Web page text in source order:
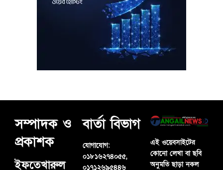
সম্পাদক ও
প্রকাশক
ইফতেখারুল
বার্তা বিভাগ
যোগাযোগ:
০১৮১৬২৭৪০৫৫,
০১৭১২৬৯৫৪৪৬
এই ওয়েবসাইটের
কোনো লেখা বা ছবি
অনুমতি ছাড়া নকল